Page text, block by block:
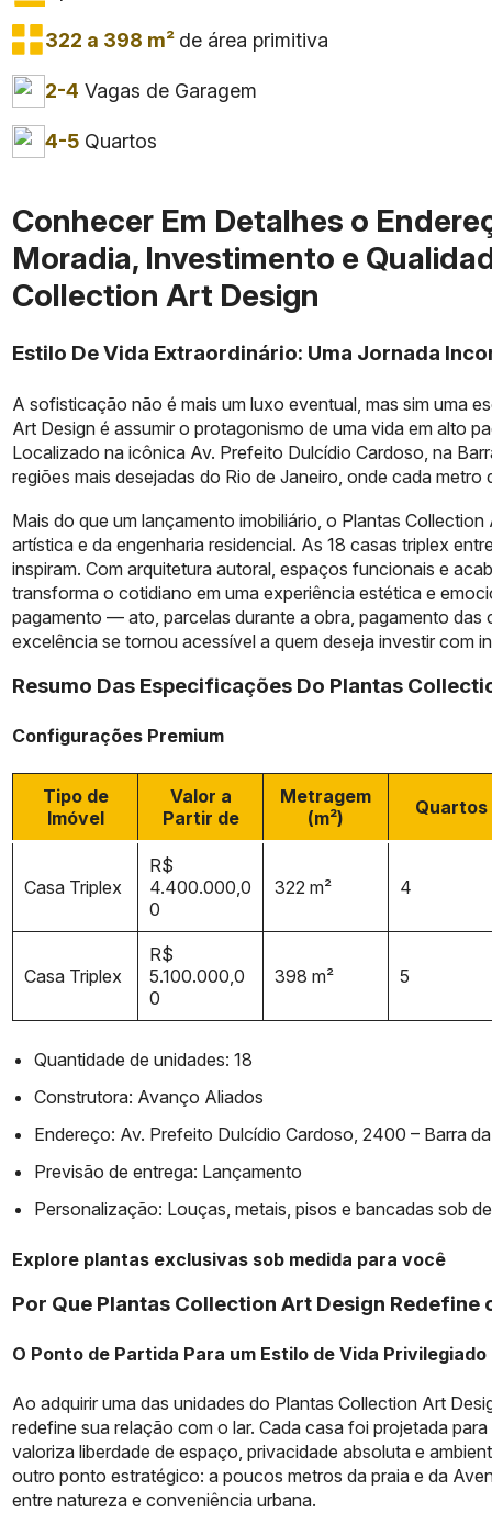
322 a 398 m² de área primitiva
2-4 Vagas de Garagem
4-5 Quartos
Conhecer Em Detalhes o
Moradia, Investimento e
Collection Art Design
Estilo De Vida Extraordinário: Uma Jornada
A sofisticação não é mais um luxo eventual, mas sim uma
Art Design é assumir o protagonismo de uma vida em alto
Localizado na icônica Av. Prefeito Dulcídio Cardoso, na
regiões mais desejadas do Rio de Janeiro, onde cada
Mais do que um lançamento imobiliário, o Plantas
artística e da engenharia residencial. As 18 casas triplex
inspiram. Com arquitetura autoral, espaços funcionais e
transforma o cotidiano em uma experiência estética e
pagamento — ato, parcelas durante a obra, pagamento
excelência se tornou acessível a quem deseja investir com
Resumo Das Especificações Do Plantas
Configurações Premium
Tipo de
Imóvel
Valor a
Partir de
Metragem
(m²)
Quartos
Casa Triplex
R$
4.400.000,0
0
322 m² 4
Casa Triplex
R$
5.100.000,0
0
398 m² 5
Quantidade de unidades: 18
Construtora: Avanço Aliados
Endereço: Av. Prefeito Dulcídio Cardoso, 2400 – Barra
Previsão de entrega: Lançamento
Personalização: Louças, metais, pisos e bancadas sob
Explore plantas exclusivas sob medida para você
Por Que Plantas Collection Art Design
O Ponto de Partida Para um Estilo de Vida Privilegiado
Ao adquirir uma das unidades do Plantas Collection Art
redefine sua relação com o lar. Cada casa foi projetada
valoriza liberdade de espaço, privacidade absoluta e
outro ponto estratégico: a poucos metros da praia e da
entre natureza e conveniência urbana.